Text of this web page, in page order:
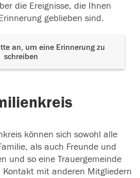
die Ereignisse, die Ihnen
geblieben sind.
an, um eine Erinnerung zu
schreiben
können sich sowohl alle
als auch Freunde und
und so eine Trauergemeinde
Kontakt mit anderen Mitgliedern